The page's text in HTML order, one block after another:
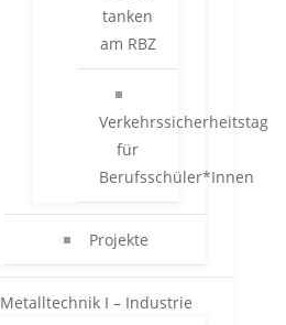
tanken
am RBZ
Verkehrssicherheitstag
für
Berufsschüler*Innen
Projekte
Metalltechnik I – Industrie